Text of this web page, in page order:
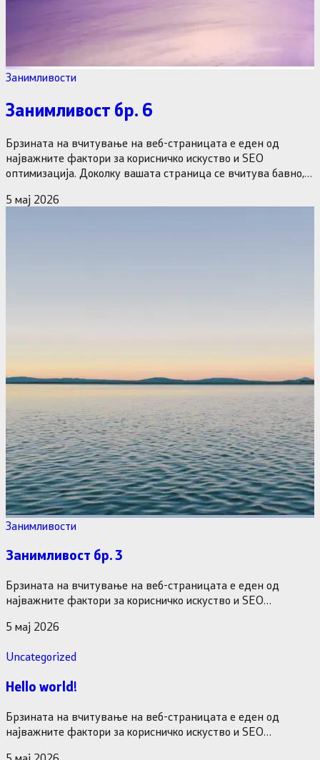
Занимливости
Занимливост бр. 6
Брзината на вчитување на веб-страницата е еден од
најважните фактори за корисничко искуство и SEO
оптимизација. Доколку вашата страница се вчитува бавно,
влијае на&hellip;
5 мај 2026
Занимливости
Занимливост бр. 3
Брзината на вчитување на веб-страницата е еден од
најважните фактори за корисничко искуство и SEO
5 мај 2026
Uncategorized
Hello world!
Брзината на вчитување на веб-страницата е еден од
најважните фактори за корисничко искуство и SEO